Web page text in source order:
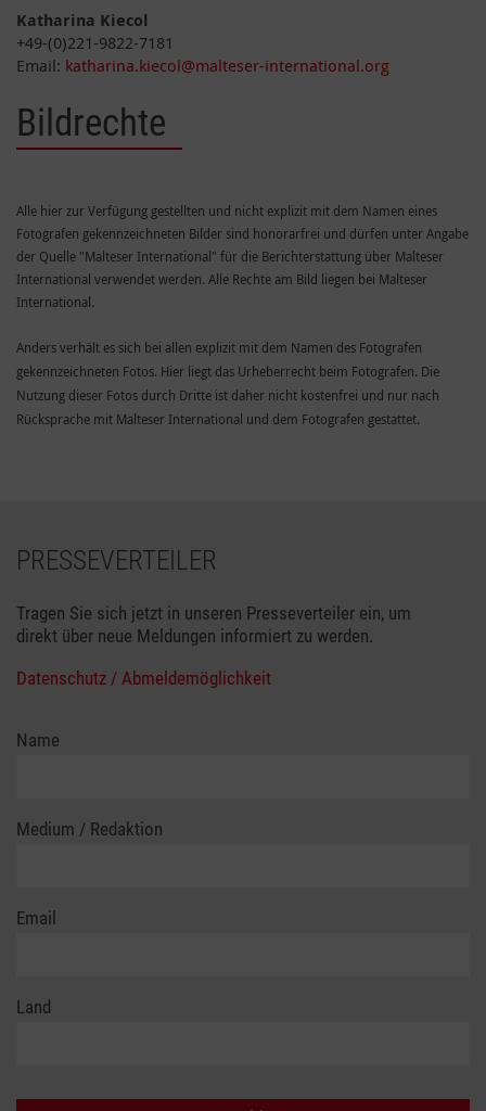
Katharina Kiecol
+49-(0)221-9822-7181
Email: katharina.kiecol@malteser-international.org
Bildrechte
Alle hier zur Verfügung gestellten und nicht explizit mit dem Namen eines
Fotografen gekennzeichneten Bilder sind honorarfrei und dürfen unter Angabe
der Quelle "Malteser International" für die Berichterstattung über Malteser
International verwendet werden. Alle Rechte am Bild liegen bei Malteser
International.
Anders verhält es sich bei allen explizit mit dem Namen des Fotografen
gekennzeichneten Fotos. Hier liegt das Urheberrecht beim Fotografen. Die
Nutzung dieser Fotos durch Dritte ist daher nicht kostenfrei und nur nach
Rücksprache mit Malteser International und dem Fotografen gestattet.
PRESSEVERTEILER
Tragen Sie sich jetzt in unseren Presseverteiler ein, um
direkt über neue Meldungen informiert zu werden.
Datenschutz / Abmeldemöglichkeit
Name
Medium / Redaktion
Email
Land